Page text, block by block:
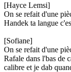
[Hayce Lemsi]
On se refait d'une
Handek ta langue
[Sofiane]
On se refait d'une
Rafale dans l'bas de
calibre et je dab